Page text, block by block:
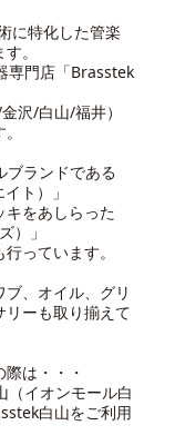
に特化した管楽
。
専門店「Brasstek
沢/白山/福井）
ブランドである
ト）」
キをあしらった
）」
っています。
、オイル、グリ
リーも取り揃えて
は・・・
（イオンモール白
白山をご利用